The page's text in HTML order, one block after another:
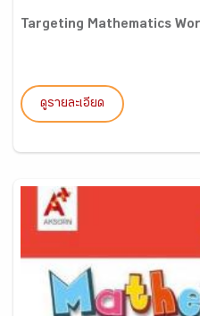
Targeting Mathematics
ดูรายละเอียด